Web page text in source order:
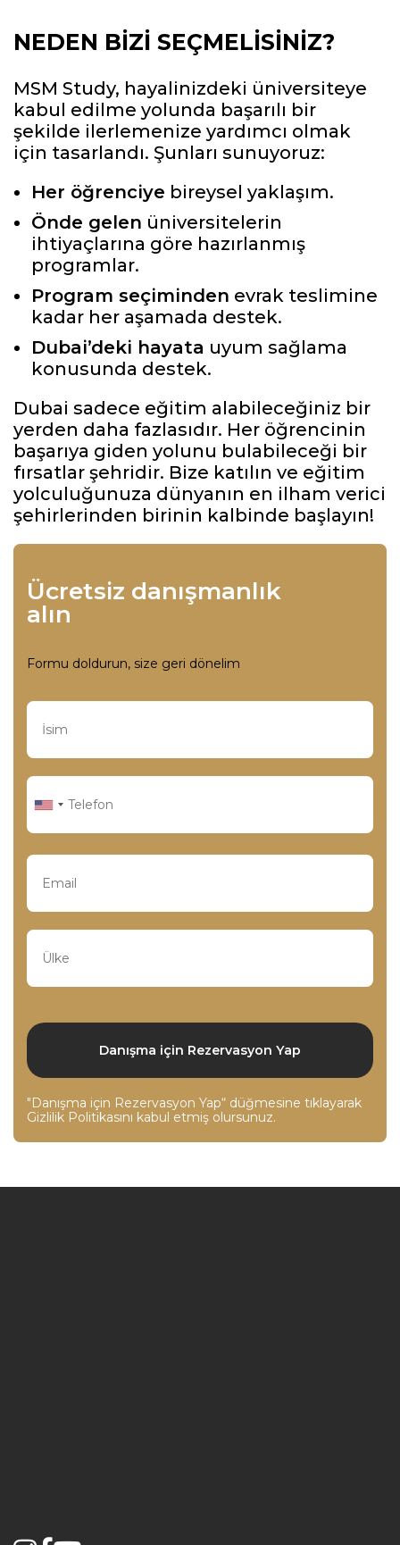
NEDEN BIZI SEÇMELISINIZ?
MSM Study, hayalinizdeki üniversiteye
kabul edilme yolunda başarılı bir
şekilde ilerlemenize yardımcı olmak
için tasarlandı. Şunları sunuyoruz:
Her öğrenciye bireysel yaklaşım.
Önde gelen üniversitelerin
ihtiyaçlarına göre hazırlanmış
programlar.
Program seçiminden evrak teslimine
kadar her aşamada destek.
Dubai’deki hayata uyum sağlama
konusunda destek.
Dubai sadece eğitim alabileceğiniz bir
yerden daha fazlasıdır. Her öğrencinin
başarıya giden yolunu bulabileceği bir
fırsatlar şehridir. Bize katılın ve eğitim
yolculuğunuza dünyanın en ilham verici
şehirlerinden birinin kalbinde başlayın!
Ücretsiz danışmanlık
alın
Formu doldurun, size geri dönelim
"Danışma için Rezervasyon Yap“ düğmesine tıklayarak
Gizlilik Politikasını kabul etmiş olursunuz.